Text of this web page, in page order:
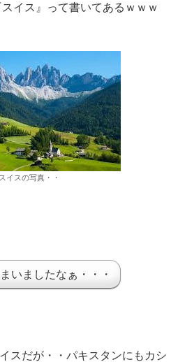
イス』って書いてあるｗｗｗ
イスの写真・・
いましたなぁ・・・
スだが・・パキスタンにもカシ